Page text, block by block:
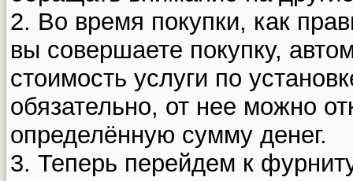
2. Во время покупки, как
вы совершаете покупку,
стоимость услуги по
обязательно, от нее можно
определённую сумму денег.
3. Теперь перейдем к